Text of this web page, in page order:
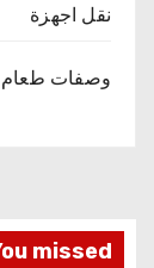
نقل اجهزة
وصفات طعام
missed